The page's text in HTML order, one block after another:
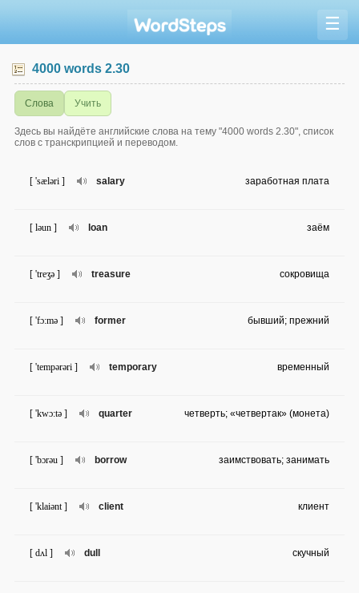
☰
4000 words 2.30
Слова Учить
Здесь вы найдёте английские слова на тему "4000 words 2.30", список
слов с транскрипцией и переводом.
salary
[ 'sæləri ] заработная плата
loan
[ ləun ] заём
treasure
[ 'treʒə ] сокровища
former
[ 'fɔ:mə ] бывший; прежний
temporary
[ 'tempərəri ] временный
quarter
[ 'kwɔ:tə ] четверть; «четвертак» (монета)
borrow
[ 'bɔrəu ] заимствовать; занимать
client
[ 'klaiənt ] клиент
dull
[ dʌl ] скучный